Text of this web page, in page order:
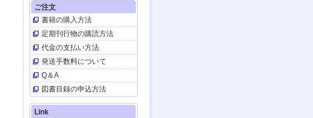
『はるの空』著者の春日
晴樹さんトークイベント
「石神井ろう学校のハル
とはるが語る、ろう者の
世界。」
2025年11月1日（土）下
北沢の書店 「本屋B＆B」
にて開催！
【イベント】
第50回 淑徳大学 発達臨床
研修セミナー
2025.8/2・3日(土日) 開催
ご注文
書籍の購入方法
定期刊行物の購読方法
代金の支払い方法
発送手数料について
Q＆A
図書目録の申込方法
Link